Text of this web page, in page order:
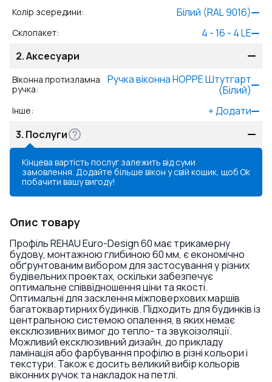
Колір зсередини: Білий (RAL 9016)
Склопакет:
4 - 16 - 4 LE
2.Аксесуари
Віконна протизламна
ручка:
Ручка віконна HOPPE Штутгарт
(Білий)
Інше: +Додати
3. Послуги
Кінцева вартість послуг залежить від суми
замовлення. Додайте більше вікон у свій кошик, щоб
побачити вашу вигоду!
Ok
Опис товару
Профіль REHAU Euro-Design 60 має трикамерну
будову, монтажною глибиною 60 мм, є економічно
обґрунтованим вибором для застосування у різних
будівельних проектах, оскільки забезпечує
оптимальне співвідношення ціни та якості.
Оптимальні для засклення міжповерхових маршів
багатоквартирних будинків. Підходить для будинків із
центральною системою опалення, в яких немає
ексклюзивних вимог до тепло- та звукоізоляції.
Можливий ексклюзивний дизайн, до прикладу
ламінація або фарбування профілю в різні кольори і
текстури. Також є досить великий вибір кольорів
віконних ручок та накладок на петлі.